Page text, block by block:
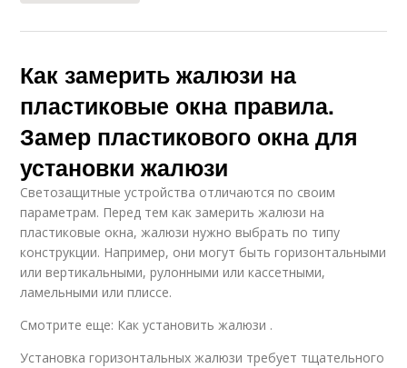
Как замерить жалюзи на
пластиковые окна правила.
Замер пластикового окна для
установки жалюзи
Светозащитные устройства отличаются по своим
параметрам. Перед тем как замерить жалюзи на
пластиковые окна, жалюзи нужно выбрать по типу
конструкции. Например, они могут быть горизонтальными
или вертикальными, рулонными или кассетными,
ламельными или плиссе.
Смотрите еще: Как установить жалюзи .
Установка горизонтальных жалюзи требует тщательного